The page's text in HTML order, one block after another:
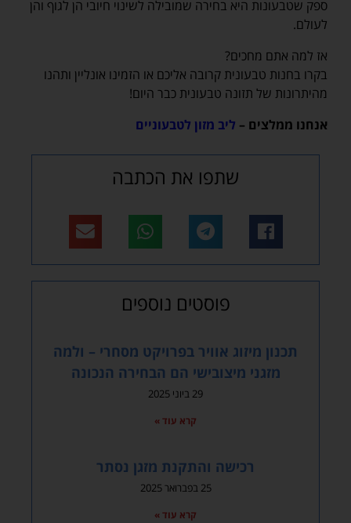
ספק שטבעונות היא בחירה שמובילה לשינוי חיובי הן לגוף והן
לעולם.
אז למה אתם מחכים?
בקרו בחנות טבעונית קרובה אליכם או הזמינו אונליין ותהנו
מהיתרונות של תזונה טבעונית כבר היום!
אנחנו ממלצים – ליב מזון לטבעוניים
שתפו את הכתבה
פוסטים נוספים
תכנון מיזוג אוויר בפרויקט מסחרי – ולמה
מזגני מיצובישי הם הבחירה הנכונה
29 ביוני 2025
קרא עוד »
רכישה והתקנת מזגן נסתר
25 בפברואר 2025
קרא עוד »